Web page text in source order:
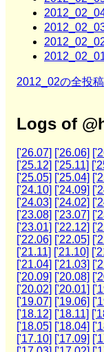
2012_02の全投
Logs of
['26.07] ['26.06]
['25.12] ['25.11]
['25.05] ['25.04]
['24.10] ['24.09]
['24.03] ['24.02]
['23.08] ['23.07]
['23.01] ['22.12]
['22.06] ['22.05]
['21.11] ['21.10]
['21.04] ['21.03]
['20.09] ['20.08]
['20.02] ['20.01]
['19.07] ['19.06]
['18.12] ['18.11]
['18.05] ['18.04]
['17.10] ['17.09]